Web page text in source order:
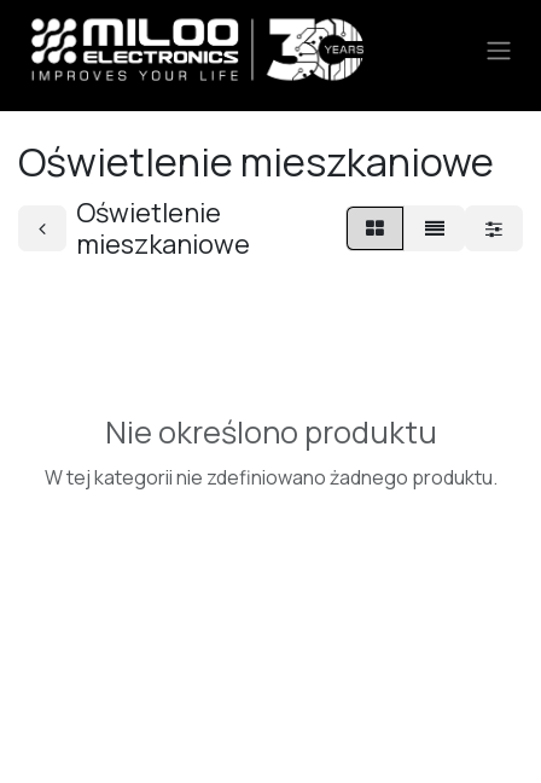
Skip to Content
Oświetlenie mieszkaniowe
Oświetlenie
mieszkaniowe
Nie określono produktu
W tej kategorii nie zdefiniowano żadnego produktu.